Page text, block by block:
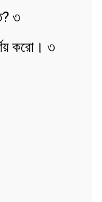
৩
করো। ৩